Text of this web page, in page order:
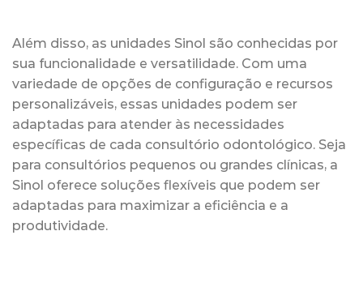
Além disso, as unidades Sinol são conhecidas por
sua funcionalidade e versatilidade. Com uma
variedade de opções de configuração e recursos
personalizáveis, essas unidades podem ser
adaptadas para atender às necessidades
específicas de cada consultório odontológico. Seja
para consultórios pequenos ou grandes clínicas, a
Sinol oferece soluções flexíveis que podem ser
adaptadas para maximizar a eficiência e a
produtividade.